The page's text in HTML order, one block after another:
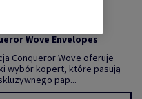
Wove Envelopes
Conqueror Wove oferuje
wybór kopert, które pasują
pap...